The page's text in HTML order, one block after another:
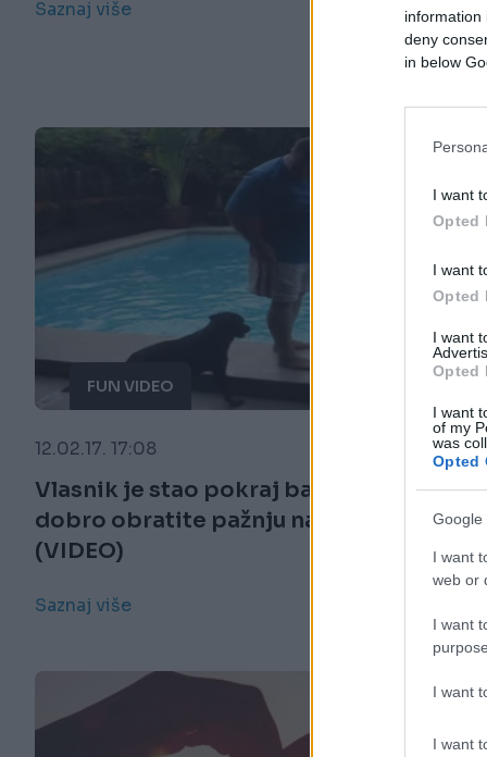
information
deny
in below
I want
Opted
I want
Opted
I want
Opted
I want
of my
was
Opted
Google
I want
web or
I want
I want
I want
Saznaj više
FUN VIDEO
12.02.17. 17:08
Vlasnik je stao pokraj bazena, no
dobro obratite pažnju na crnog psa
(VIDEO)
Saznaj više